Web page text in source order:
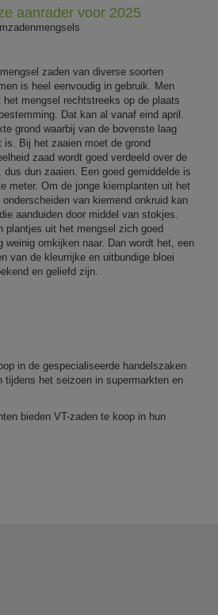
aanrader voor 2025
zaden van diverse soorten
is heel eenvoudig in gebruik. Men
het mengsel rechtstreeks op de plaats
Dat kan al vanaf eind april.
grond waarbij van de bovenste laag
Bij het zaaien moet de grond
zaad wordt goed verdeeld over de
dus dun zaaien. Een goed gemiddelde is
meter. Om de jonge kiemplanten uit het
van kiemend onkruid kan
aanduiden door middel van stokjes.
plantjes uit het mengsel zich goed
weinig omkijken naar. Dan wordt het, een
van de kleurrijke en uitbundige bloei
en geliefd zijn.
in de gespecialiseerde handelszaken
tijdens het seizoen in supermarkten en
bieden VT-zaden te koop in hun